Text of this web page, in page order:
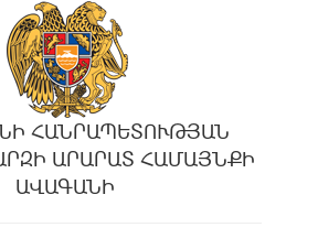
ՀԱՆՐԱՊԵՏՈՒԹՅԱՆ
ԱՐԱՐԱՏ ՀԱՄԱՅՆՔԻ
ԱՎԱԳԱՆԻ